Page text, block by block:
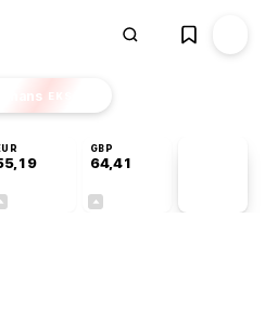
Finans EKSTRA
GBP
64,41